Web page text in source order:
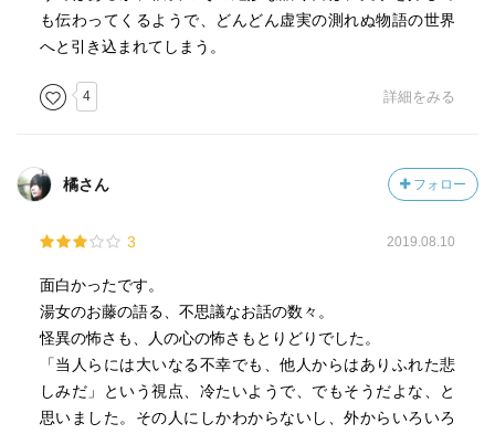
も伝わってくるようで、どんどん虚実の測れぬ物語の世界
へと引き込まれてしまう。
4 詳細をみる
橘さん フォロー
3 2019.08.10
面白かったです。
湯女のお藤の語る、不思議なお話の数々。
怪異の怖さも、人の心の怖さもとりどりでした。
「当人らには大いなる不幸でも、他人からはありふれた悲
しみだ」という視点、冷たいようで、でもそうだよな、と
思いました。その人にしかわからないし、外からいろいろ